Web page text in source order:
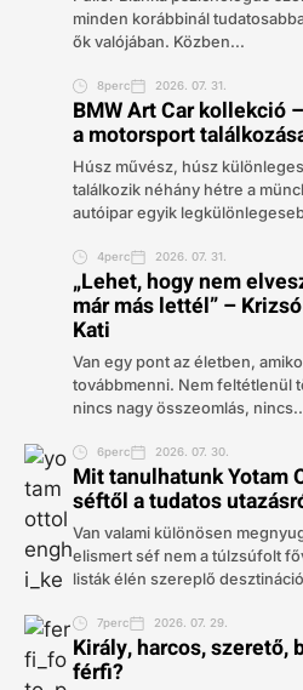
minden korábbinál
ők valójában. Közben...
8perc 2026. 07. 31.
BMW Art Car kollekció
a motorsport
Húsz művész, húsz
találkozik néhány hétre a
autóipar egyik
4perc 2026. 07. 31.
„Lehet, hogy nem
már más lettél” –
Kati
Van egy pont az életben,
továbbmenni. Nem feltétlenül
nincs nagy összeomlás,
6perc 2026. 07. 30.
Mit tanulhatunk Yotam
séftől a tudatos
Van valami különösen
elismert séf nem a túlzsúfolt
listák élén szereplő
7perc 2026. 07. 29.
Király, harcos, szerető,
férfi?